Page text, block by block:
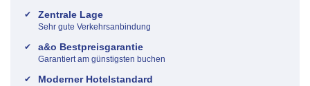
Zentrale Lage
Sehr gute Verkehrsanbindung
a&o Bestpreisgarantie
Garantiert am günstigsten buchen
Moderner Hotelstandard